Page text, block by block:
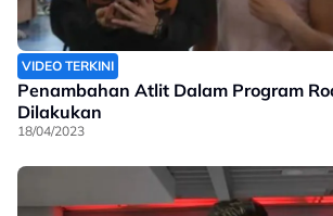
VIDEO TERKINI
Penambahan Atlit Dalam Program
Dilakukan
18/04/2023